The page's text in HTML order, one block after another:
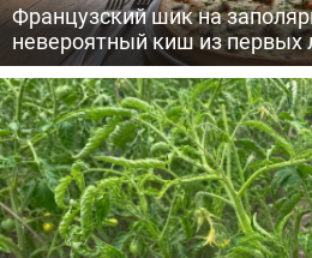
Французский шик на
невероятный киш из первых